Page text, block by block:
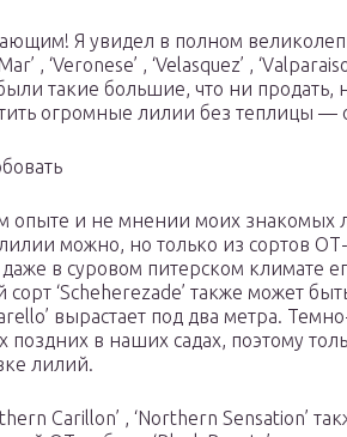
Я увидел в полном
, ‘Veronese’ , ‘Velasquez’ ,
такие большие, что ни продать,
огромные лилии без теплицы —
опыте и не мнении моих знакомых
можно, но только из сортов
в суровом питерском климате
‘Scheherezade’ также может
вырастает под два метра.
поздних в наших садах, поэтому
лилий.
Carillon’ , ‘Northern Sensation’